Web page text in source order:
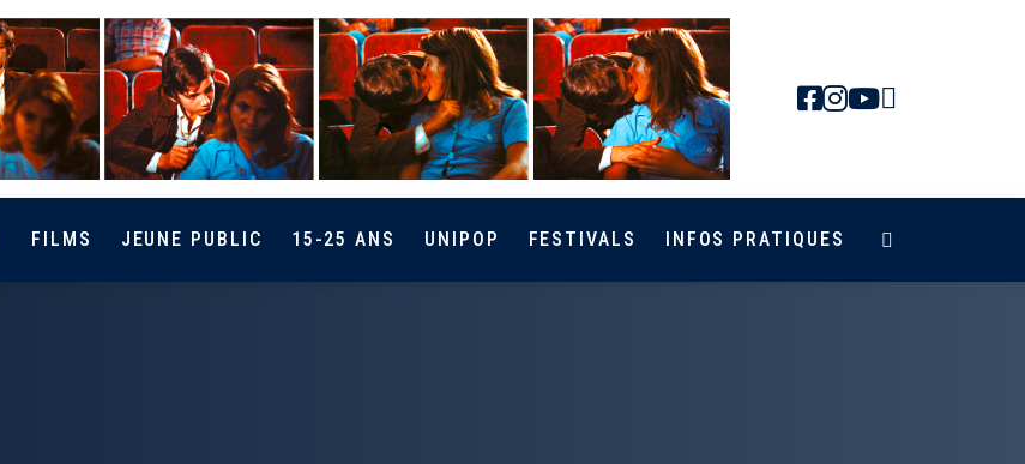
Facebook
Newsletter
FILMS JEUNE PUBLIC 15-25 ANS UNIPOP FESTIVALS INFOS PRATIQUES